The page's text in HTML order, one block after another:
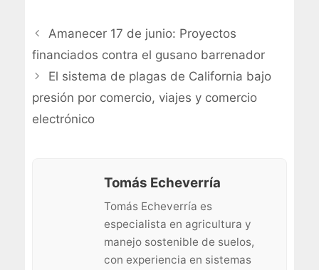
Amanecer 17 de junio: Proyectos
financiados contra el gusano barrenador
El sistema de plagas de California bajo
presión por comercio, viajes y comercio
electrónico
Tomás Echeverría
Tomás Echeverría es
especialista en agricultura y
manejo sostenible de suelos,
con experiencia en sistemas